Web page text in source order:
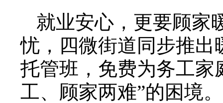
就业安心，更要顾家
忧，四微街道同步推
托管班，免费为务工家
工、顾家两难”的困境。